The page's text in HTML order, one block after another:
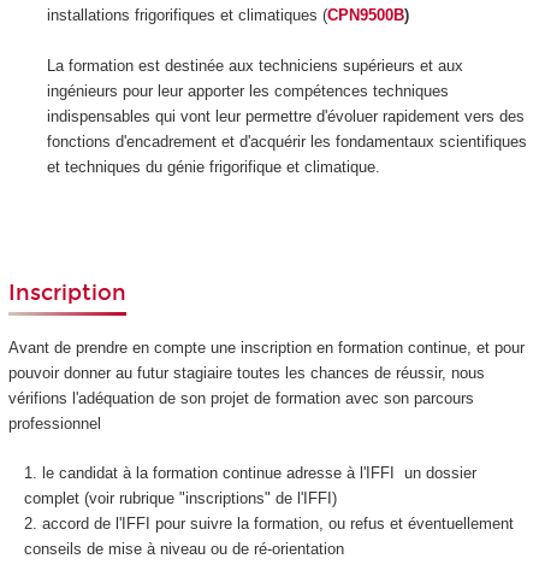
installations frigorifiques et climatiques (CPN9500B)
La formation est destinée aux techniciens supérieurs et aux
ingénieurs pour leur apporter les compétences techniques
indispensables qui vont leur permettre d'évoluer rapidement vers des
fonctions d'encadrement et d'acquérir les fondamentaux scientifiques
et techniques du génie frigorifique et climatique.
Inscription
Avant de prendre en compte une inscription en formation continue, et pour
pouvoir donner au futur stagiaire toutes les chances de réussir, nous
vérifions l'adéquation de son projet de formation avec son parcours
professionnel
le candidat à la formation continue adresse à l'IFFI un dossier
complet (voir rubrique "inscriptions" de l'IFFI)
accord de l'IFFI pour suivre la formation, ou refus et éventuellement
conseils de mise à niveau ou de ré-orientation